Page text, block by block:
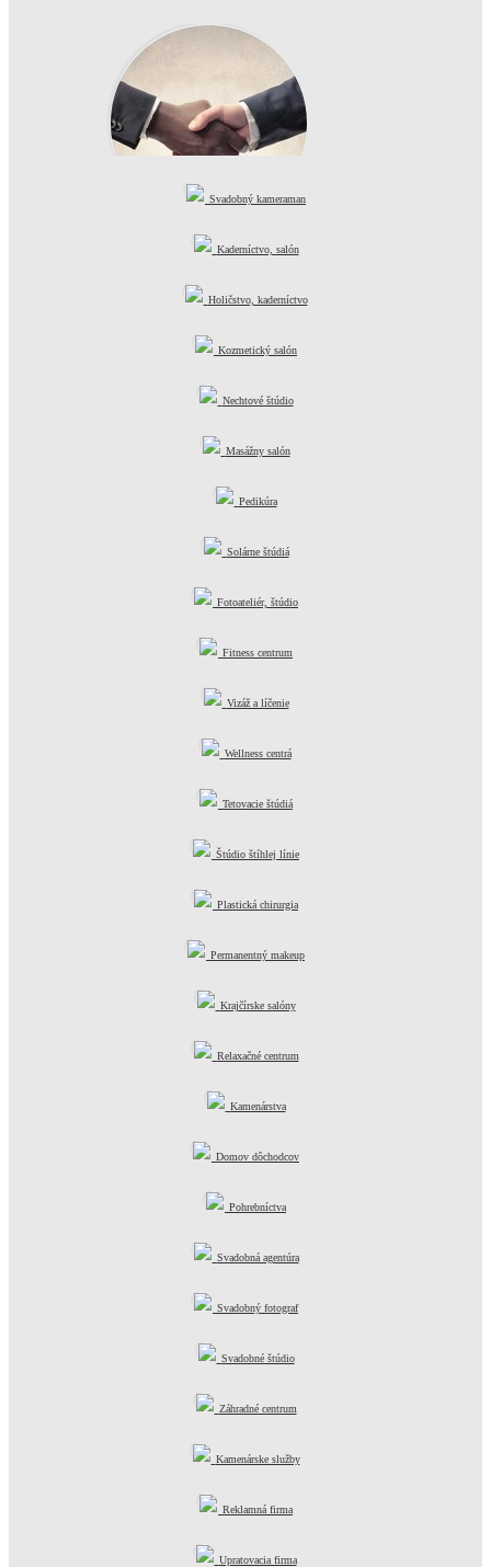
Svadobný kameraman
Kaderníctvo, salón
Holičstvo, kaderníctvo
Kozmetický salón
Nechtové štúdio
Masážny salón
Pedikúra
Solárne štúdiá
Fotoateliér, štúdio
Fitness centrum
Vizáž a líčenie
Wellness centrá
Tetovacie štúdiá
Štúdio štíhlej línie
Plastická chirurgia
Permanentný makeup
Krajčírske salóny
Relaxačné centrum
Kamenárstva
Domov dôchodcov
Pohrebníctva
Svadobná agentúra
Svadobný fotograf
Svadobné štúdio
Záhradné centrum
Kamenárske služby
Reklamná firma
Upratovacia firma